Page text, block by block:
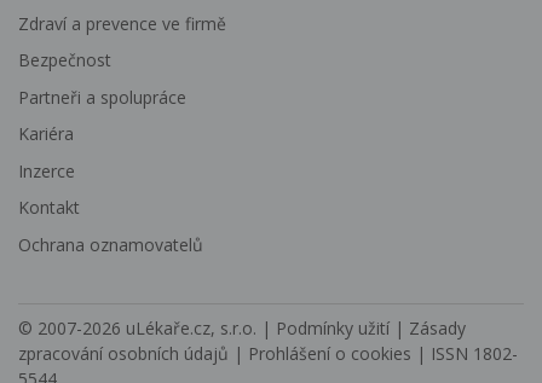
Zdraví a prevence ve firmě
Bezpečnost
Partneři a spolupráce
Kariéra
Inzerce
Kontakt
Ochrana oznamovatelů
© 2007-2026 uLékaře.cz, s.r.o. | Podmínky užití | Zásady
zpracování osobních údajů | Prohlášení o cookies | ISSN 1802-
5544